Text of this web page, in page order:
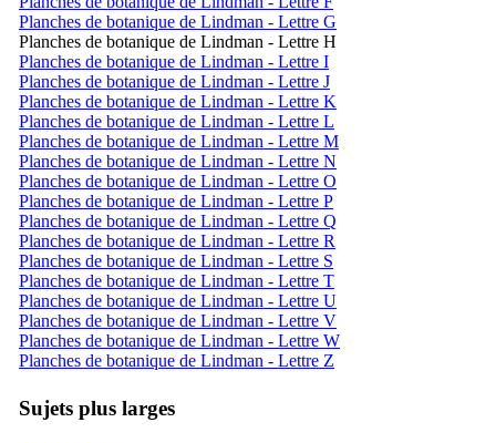
Planches de botanique de Lindman - Lettre G
Planches de botanique de Lindman - Lettre H
Planches de botanique de Lindman - Lettre I
Planches de botanique de Lindman - Lettre J
Planches de botanique de Lindman - Lettre K
Planches de botanique de Lindman - Lettre L
Planches de botanique de Lindman - Lettre M
Planches de botanique de Lindman - Lettre N
Planches de botanique de Lindman - Lettre O
Planches de botanique de Lindman - Lettre P
Planches de botanique de Lindman - Lettre Q
Planches de botanique de Lindman - Lettre R
Planches de botanique de Lindman - Lettre S
Planches de botanique de Lindman - Lettre T
Planches de botanique de Lindman - Lettre U
Planches de botanique de Lindman - Lettre V
Planches de botanique de Lindman - Lettre W
Planches de botanique de Lindman - Lettre Z
Sujets plus larges